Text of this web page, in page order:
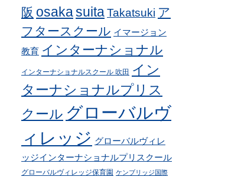
阪 osakasuitaTakatsuki ア
フタースクール イマージョン
教育 インターナショナル
インターナショナルスクール 吹田
イン
ターナショナルプリス
クール グローバルヴ
ィレッジ グローバルヴィレ
ッジインターナショナルプリスクール
グローバルヴィレッジ保育園 ケンブリッジ国際